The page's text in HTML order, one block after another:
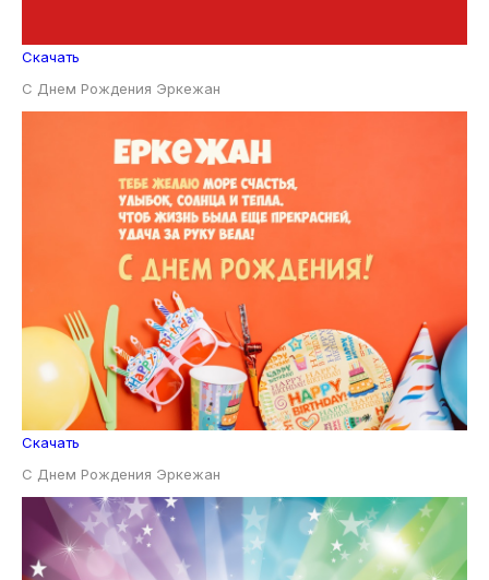
Скачать
С Днем Рождения Эркежан
Скачать
С Днем Рождения Эркежан